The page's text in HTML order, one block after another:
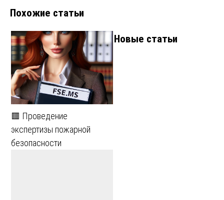
Похожие статьи
🟥 Проведение
экспертизы пожарной
безопасности
Новые статьи